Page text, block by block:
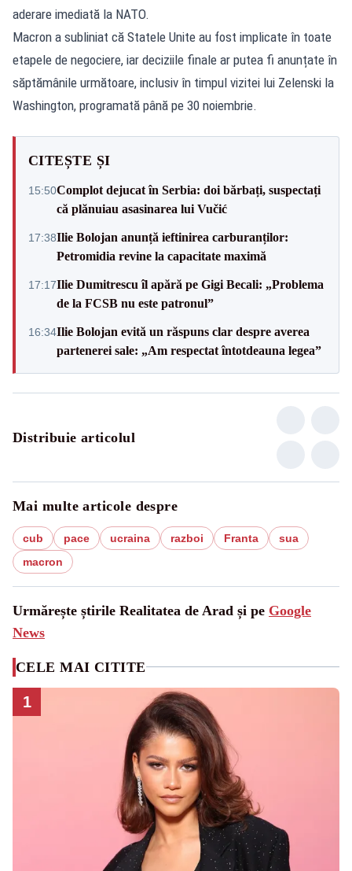
aderare imediată la NATO.
Macron a subliniat că Statele Unite au fost implicate în toate
etapele de negociere, iar deciziile finale ar putea fi anunțate în
săptămânile următoare, inclusiv în timpul vizitei lui Zelenski la
Washington, programată până pe 30 noiembrie.
CITEȘTE ȘI
15:50Complot dejucat în Serbia: doi bărbați, suspectați
că plănuiau asasinarea lui Vučić
17:38Ilie Bolojan anunță ieftinirea carburanților:
Petromidia revine la capacitate maximă
17:17Ilie Dumitrescu îl apără pe Gigi Becali: „Problema
de la FCSB nu este patronul”
16:34Ilie Bolojan evită un răspuns clar despre averea
partenerei sale: „Am respectat întotdeauna legea”
Distribuie articolul
Mai multe articole despre
cub pace ucraina razboi Franta
sua
macron
Urmărește știrile Realitatea de Arad și pe Google
News
CELE MAI CITITE
1